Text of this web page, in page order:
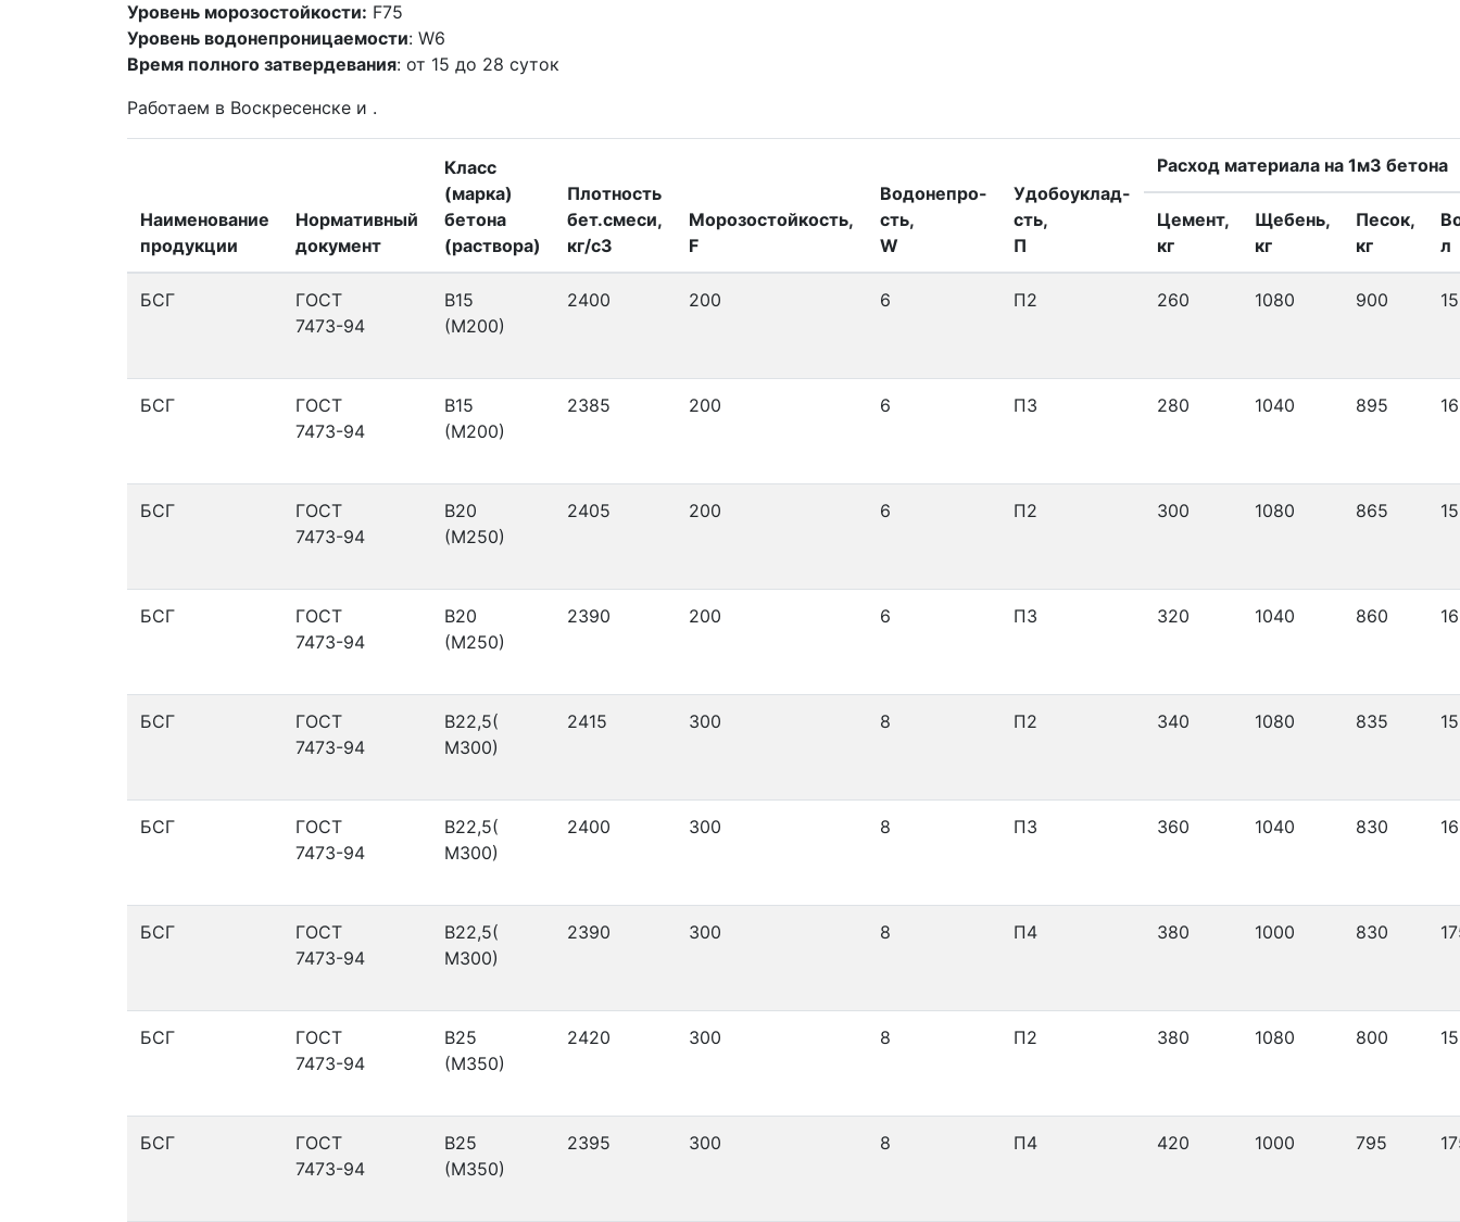
Уровень морозостойкости: F75
Уровень водонепроницаемости: W6
Время полного затвердевания: от 15 до 28 суток
Работаем в Воскресенске и .
Наименование
продукции
Нормативный
документ
Класс
(марка)
бетона
(раствора)
Плотность
бет.смеси,
кг/с3
Морозостойкость,
F
Водонепро-
сть,
W
Удобоуклад-
сть,
П
Расход материала на 1м3 бетона
Цемент,
кг
Щебень,
кг
Песок,
кг
л
БСГ
ГОСТ
7473-94
В15
(М200)
2400 200 6 П2 260 1080 900
БСГ
ГОСТ
7473-94
В15
(М200)
2385 200 6 П3 280 1040 895
БСГ
ГОСТ
7473-94
В20
(М250)
2405 200 6 П2 300 1080 865
БСГ
ГОСТ
7473-94
В20
(М250)
2390 200 6 П3 320 1040 860
БСГ
ГОСТ
7473-94
В22,5(
М300)
2415 300 8 П2 340 1080 835
БСГ
ГОСТ
7473-94
В22,5(
М300)
2400 300 8 П3 360 1040 830
БСГ
ГОСТ
7473-94
В22,5(
М300)
2390 300 8 П4 380 1000 830
БСГ
ГОСТ
7473-94
В25
(М350)
2420 300 8 П2 380 1080 800
БСГ
ГОСТ
7473-94
В25
(М350)
2395 300 8 П4 420 1000 795